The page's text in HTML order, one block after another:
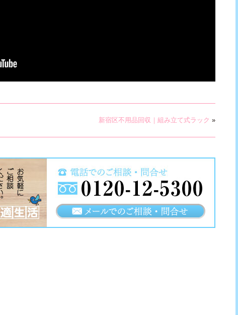
新宿区不用品回収｜組み立て式ラック »